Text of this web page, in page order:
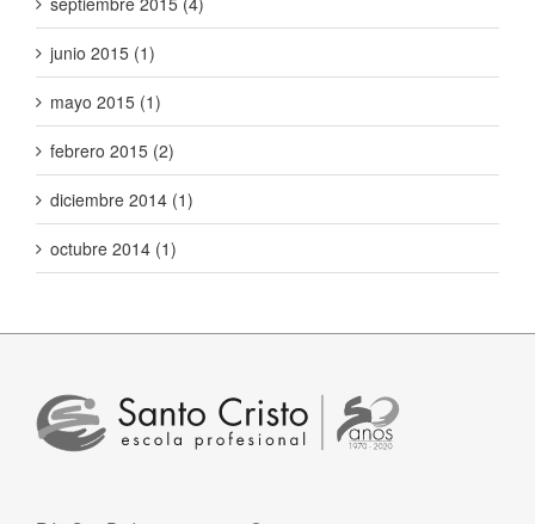
junio 2015 (1)
mayo 2015 (1)
febrero 2015 (2)
diciembre 2014 (1)
octubre 2014 (1)